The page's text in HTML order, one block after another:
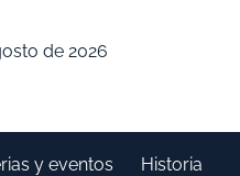
de 2026
y eventos
Historia